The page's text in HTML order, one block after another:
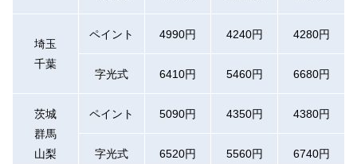
埼玉
千葉
ペイント 4990円 4240円 4280円
字光式 6410円 5460円 6680円
茨城
群馬
山梨
ペイント 5090円 4350円 4380円
字光式 6520円 5560円 6740円